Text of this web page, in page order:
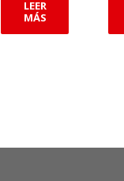
LEER
MÁS